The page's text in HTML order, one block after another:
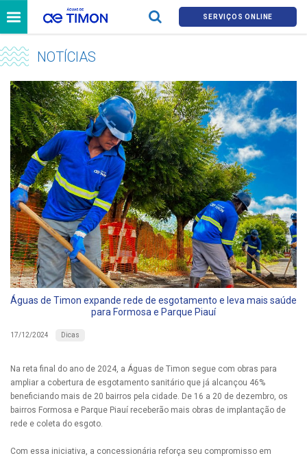
SERVIÇOS ONLINE
NOTÍCIAS
Águas de Timon expande rede de esgotamento e leva mais saúde
para Formosa e Parque Piauí
17/12/2024 Dicas
Na reta final do ano de 2024, a Águas de Timon segue com obras para
ampliar a cobertura de esgotamento sanitário que já alcançou 46%
beneficiando mais de 20 bairros pela cidade. De 16 a 20 de dezembro, os
bairros Formosa e Parque Piauí receberão mais obras de implantação de
rede e coleta do esgoto.
Com essa iniciativa, a concessionária reforça seu compromisso em